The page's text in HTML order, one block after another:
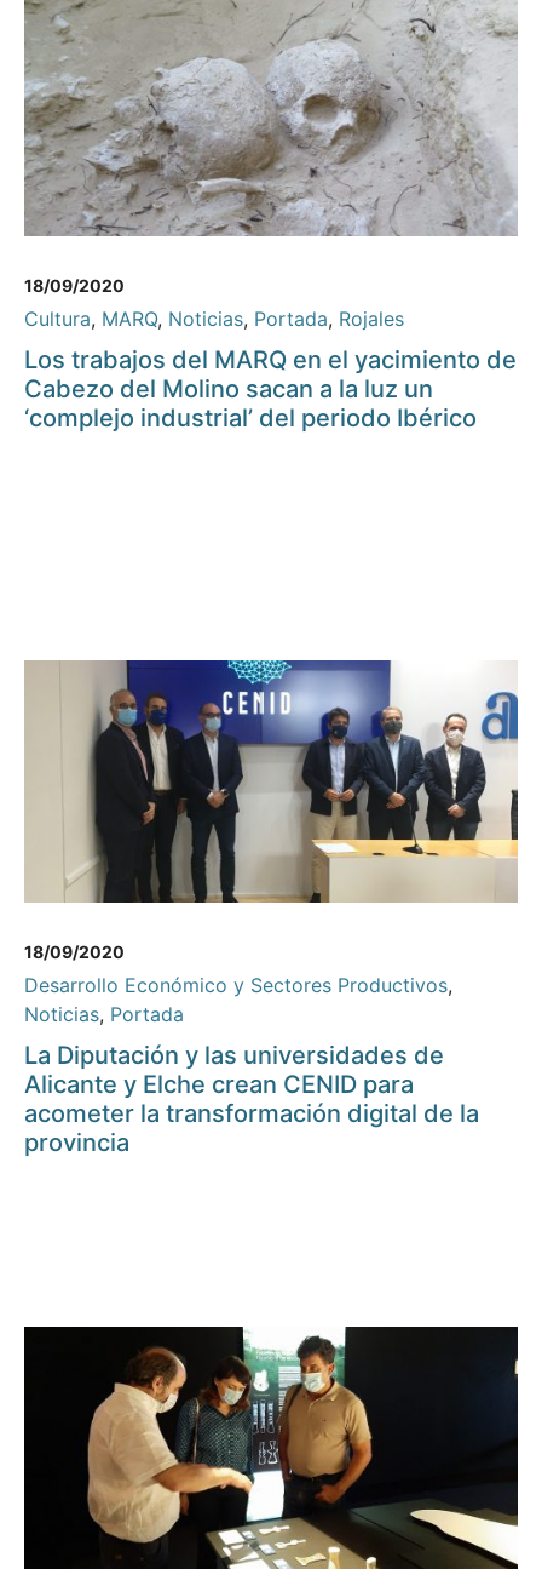
18/09/2020
Cultura, MARQ, Noticias, Portada, Rojales
Los trabajos del MARQ en el yacimiento de
Cabezo del Molino sacan a la luz un
‘complejo industrial’ del periodo Ibérico
18/09/2020
Desarrollo Económico y Sectores Productivos,
Noticias, Portada
La Diputación y las universidades de
Alicante y Elche crean CENID para
acometer la transformación digital de la
provincia